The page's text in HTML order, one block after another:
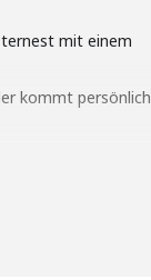
mit einem
kommt persönlich